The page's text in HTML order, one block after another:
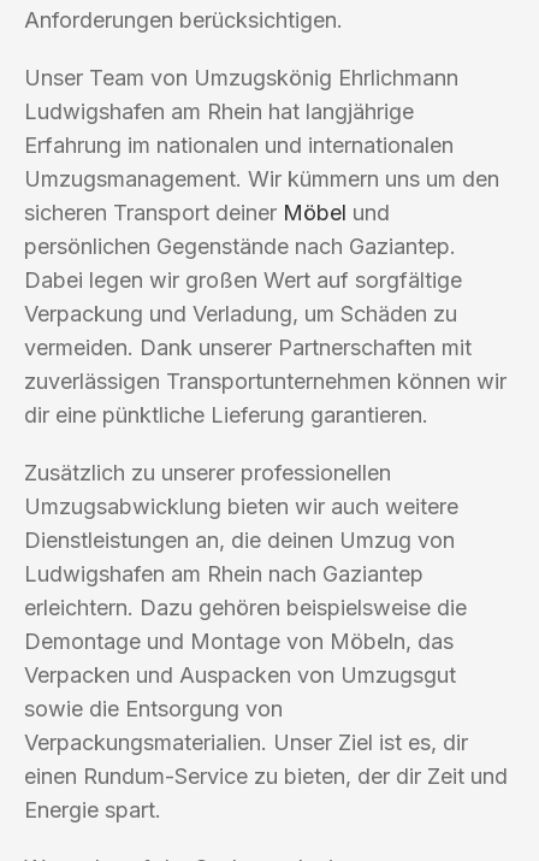
Anforderungen berücksichtigen.
Unser Team von Umzugskönig Ehrlichmann
Ludwigshafen am Rhein hat langjährige
Erfahrung im nationalen und internationalen
Umzugsmanagement. Wir kümmern uns um den
sicheren Transport deiner Möbel und
persönlichen Gegenstände nach Gaziantep.
Dabei legen wir großen Wert auf sorgfältige
Verpackung und Verladung, um Schäden zu
vermeiden. Dank unserer Partnerschaften mit
zuverlässigen Transportunternehmen können wir
dir eine pünktliche Lieferung garantieren.
Zusätzlich zu unserer professionellen
Umzugsabwicklung bieten wir auch weitere
Dienstleistungen an, die deinen Umzug von
Ludwigshafen am Rhein nach Gaziantep
erleichtern. Dazu gehören beispielsweise die
Demontage und Montage von Möbeln, das
Verpacken und Auspacken von Umzugsgut
sowie die Entsorgung von
Verpackungsmaterialien. Unser Ziel ist es, dir
einen Rundum-Service zu bieten, der dir Zeit und
Energie spart.